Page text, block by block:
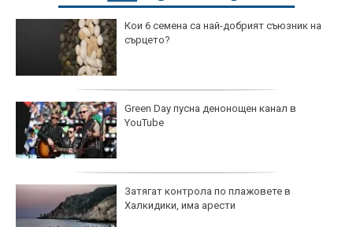
Кои 6 семена са най-добрият съюзник на
сърцето?
Green Day пусна денонощен канал в
YouTube
Затягат контрола по плажовете в
Халкидики, има арести